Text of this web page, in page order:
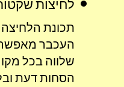
לחיצות
תכונת
העכבר
שלווה בכל
הסחות דעת